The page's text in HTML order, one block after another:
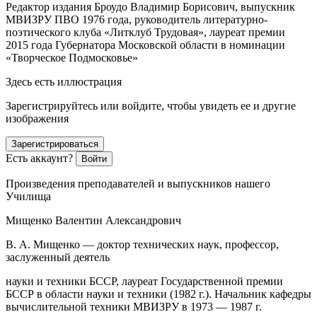
Редактор издания Броудо Владимир Борисович, выпускник
МВИЗРУ ПВО 1976 года, руководитель литературно-
поэтического клуба «Литклуб Трудовая», лауреат премии
2015 года Губернатора Московской области в номинации
«Творческое Подмосковье»
Здесь есть иллюстрация
Зарегистрируйтесь или войдите, чтобы увидеть ее и другие
изображения
Зарегистрироваться
Есть аккаунт? Войти
Произведения преподавателей и выпускников нашего
Училища
Мищенко Валентин Александрович
В. А. Мищенко — доктор технических наук, профессор,
заслуженный деятель
науки и техники БССР, лауреат Государственной премии
БССР в области науки и техники (1982 г.). Начальник кафедры
вычислительной техники МВИЗРУ в 1973 — 1987 г.